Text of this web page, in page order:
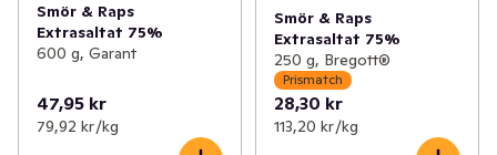
Smör & Raps
Extrasaltat 75%
600 g, Garant
47,95 kr
79,92 kr /kg
Smör & Raps
Extrasaltat 75%
250 g, Bregott®
Prismatch
28,30 kr
113,20 kr /kg